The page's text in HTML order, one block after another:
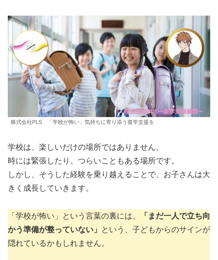
株式会社PLS 「学校が怖い」気持ちに寄り添う復学支援を
学校は、楽しいだけの場所ではありません。
時には緊張したり、つらいこともある場所です。
しかし、そうした経験を乗り越えることで、お子さんは大
きく成長していきます。
「学校が怖い」という言葉の裏には、
「まだ一人で立ち向
かう準備が整っていない」
という、子どもからのサインが
隠れているかもしれません。